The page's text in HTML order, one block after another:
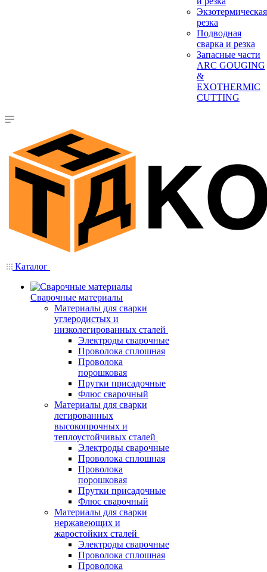
Экзотермическая
резка
Подводная
сварка и резка
Запасные части
ARC GOUGING
&
EXOTHERMIC
CUTTING
Каталог
Сварочные материалы
Материалы для сварки
углеродистых и
низколегированных сталей
Электроды сварочные
Проволока сплошная
Проволока
порошковая
Прутки присадочные
Флюс сварочный
Материалы для сварки
легированных
высокопрочных и
теплоустойчивых сталей
Электроды сварочные
Проволока сплошная
Проволока
порошковая
Прутки присадочные
Флюс сварочный
Материалы для сварки
нержавеющих и
жаростойких сталей
Электроды сварочные
Проволока сплошная
Проволока